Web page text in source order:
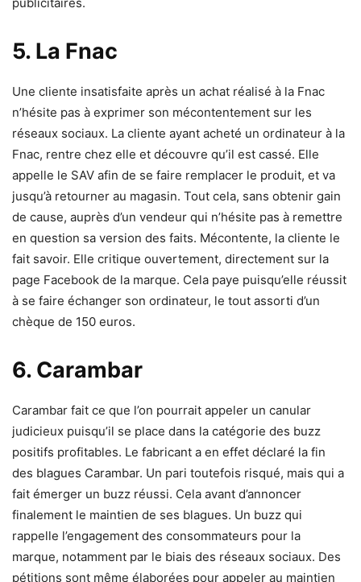
publicitaires.
5. La Fnac
Une cliente insatisfaite après un achat réalisé à la Fnac
n’hésite pas à exprimer son mécontentement sur les
réseaux sociaux. La cliente ayant acheté un ordinateur à la
Fnac, rentre chez elle et découvre qu’il est cassé. Elle
appelle le SAV afin de se faire remplacer le produit, et va
jusqu’à retourner au magasin. Tout cela, sans obtenir gain
de cause, auprès d’un vendeur qui n’hésite pas à remettre
en question sa version des faits. Mécontente, la cliente le
fait savoir. Elle critique ouvertement, directement sur la
page Facebook de la marque. Cela paye puisqu’elle réussit
à se faire échanger son ordinateur, le tout assorti d’un
chèque de 150 euros.
6. Carambar
Carambar fait ce que l’on pourrait appeler un canular
judicieux puisqu’il se place dans la catégorie des buzz
positifs profitables. Le fabricant a en effet déclaré la fin
des blagues Carambar. Un pari toutefois risqué, mais qui a
fait émerger un buzz réussi. Cela avant d’annoncer
finalement le maintien de ses blagues. Un buzz qui
rappelle l’engagement des consommateurs pour la
marque, notamment par le biais des réseaux sociaux. Des
pétitions sont même élaborées pour appeler au maintien